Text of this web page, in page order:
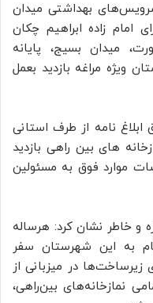
سرویس‌های بهداشتی میدان
امام زاده ابراهیم چکان
میدان بسیج، پايانه
ویژه مراغه بازدید بعمل
ابلاغ نامه از طرف استانی
های بین راهی بازدید
موارد فوق به مسئولین
و خاطر نشان کرد: هرساله
به این شهرستان سفر
زیرساخت‌ها در میزبانی از
نمازخانه‌های بین‌راهی،